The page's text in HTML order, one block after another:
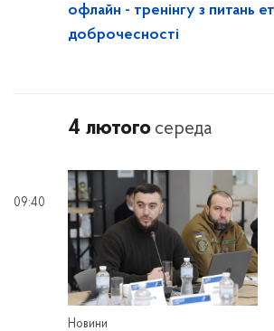
офлайн - тренінгу з питань
доброчесності
4 лютого середа
Новини
09:40